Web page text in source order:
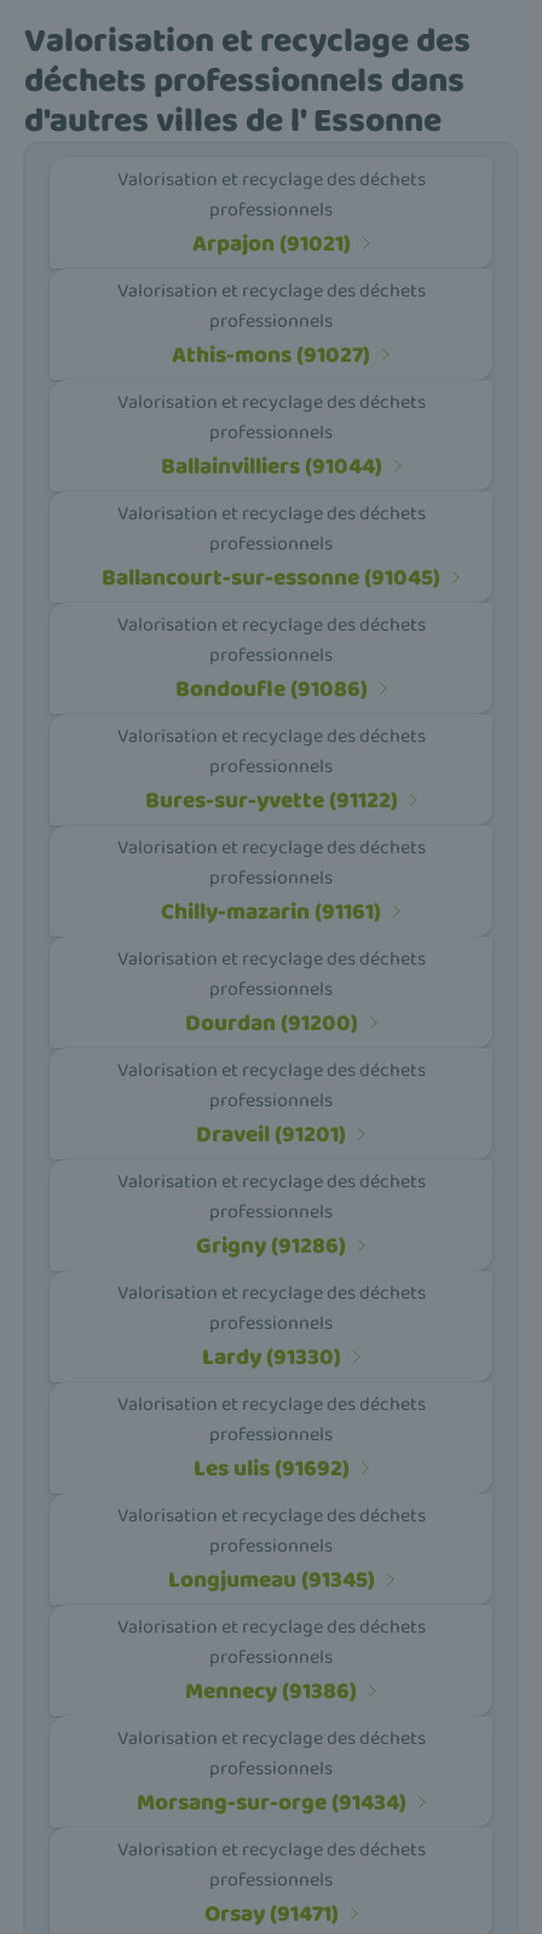
Valorisation et recyclage des
déchets professionnels dans
d'autres villes de l' Essonne
Valorisation et recyclage des déchets
professionnels
Arpajon (91021)
Valorisation et recyclage des déchets
professionnels
Athis-mons (91027)
Valorisation et recyclage des déchets
professionnels
Ballainvilliers (91044)
Valorisation et recyclage des déchets
professionnels
Ballancourt-sur-essonne (91045)
Valorisation et recyclage des déchets
professionnels
Bondoufle (91086)
Valorisation et recyclage des déchets
professionnels
Bures-sur-yvette (91122)
Valorisation et recyclage des déchets
professionnels
Chilly-mazarin (91161)
Valorisation et recyclage des déchets
professionnels
Dourdan (91200)
Valorisation et recyclage des déchets
professionnels
Draveil (91201)
Valorisation et recyclage des déchets
professionnels
Grigny (91286)
Valorisation et recyclage des déchets
professionnels
Lardy (91330)
Valorisation et recyclage des déchets
professionnels
Les ulis (91692)
Valorisation et recyclage des déchets
professionnels
Longjumeau (91345)
Valorisation et recyclage des déchets
professionnels
Mennecy (91386)
Valorisation et recyclage des déchets
professionnels
Morsang-sur-orge (91434)
Valorisation et recyclage des déchets
professionnels
Orsay (91471)